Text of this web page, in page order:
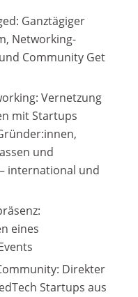
Ganztägiger
Networking-
Community Get
Vernetzung
mit Startups
und
international und
eines
Direkter
Startups aus